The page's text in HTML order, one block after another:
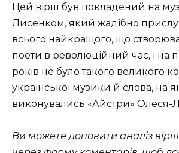
Цей вірш був покладений на
Лисенком, який жадібно
всього найкращого, що
поети в революційний час, і на
років не було такого великого
української музики й слова, на
виконувались «Айстри» Олеся-
Ви можете доповити аналіз